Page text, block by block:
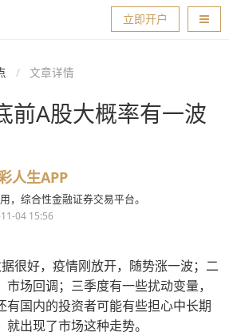
导航
立即开户
文章详情
前A股大概率有一波
人生APP
，综合性金融证券交易平台。
04 15:56
很好，疫情刚放开，随势涨一波；二
场回调；三季度有一些扰动变量，
有国内的投资者可能有些担心中长期
出现了市场这种走势。